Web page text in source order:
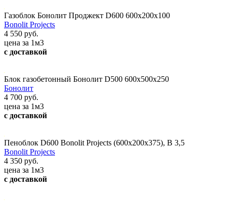
Газоблок Бонолит Проджект D600 600х200х100
Bonolit Projects
4 550 руб.
цена за 1м3
с доставкой
Блок газобетонный Бонолит D500 600x500x250
Бонолит
4 700 руб.
цена за 1м3
с доставкой
Пеноблок D600 Bonolit Projects (600х200х375), В 3,5
Bonolit Projects
4 350 руб.
цена за 1м3
с доставкой